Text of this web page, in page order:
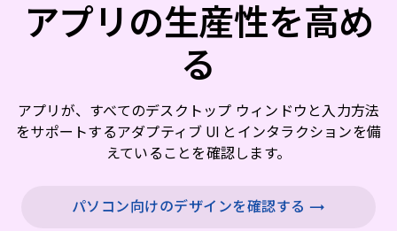
アプリの生産性を高め
る
アプリが、すべてのデスクトップ ウィンドウと入力方法
をサポートするアダプティブ UI とインタラクションを備
えていることを確認します。
パソコン向けのデザインを確認する →